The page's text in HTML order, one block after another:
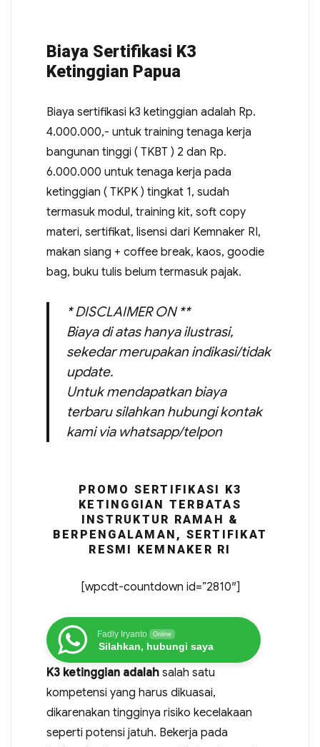
Biaya Sertifikasi K3
Ketinggian Papua
Biaya sertifikasi k3 ketinggian adalah Rp.
4.000.000,- untuk training tenaga kerja
bangunan tinggi ( TKBT ) 2 dan Rp.
6.000.000 untuk tenaga kerja pada
ketinggian ( TKPK ) tingkat 1, sudah
termasuk modul, training kit, soft copy
materi, sertifikat, lisensi dari Kemnaker RI,
makan siang + coffee break, kaos, goodie
bag, buku tulis belum termasuk pajak.
* DISCLAIMER ON **
Biaya di atas hanya ilustrasi,
sekedar merupakan indikasi/tidak
update.
Untuk mendapatkan biaya
terbaru silahkan hubungi kontak
kami via whatsapp/telpon
PROMO SERTIFIKASI K3
KETINGGIAN TERBATAS
INSTRUKTUR RAMAH &
BERPENGALAMAN, SERTIFIKAT
RESMI KEMNAKER RI
[wpcdt-countdown id=”2810″]
Fadly Iryanto Online
Silahkan, hubungi saya
K3 ketinggian adalahsalah satu
kompetensi yang harus dikuasai,
dikarenakan tingginya risiko kecelakaan
seperti potensi jatuh. Bekerja pada